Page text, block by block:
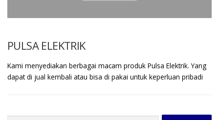
PULSA ELEKTRIK
Kami menyediakan berbagai macam produk Pulsa Elektrik. Yang
dapat di jual kembali atau bisa di pakai untuk keperluan pribadi